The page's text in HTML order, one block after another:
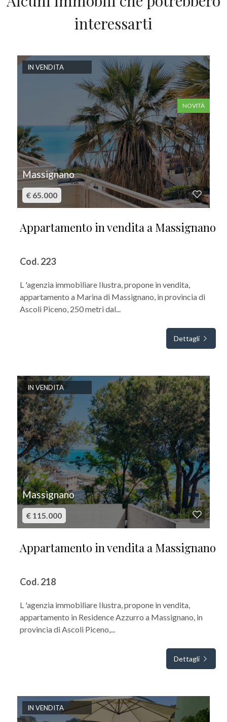
interessarti
IN VENDITA
NOVITÀ
Massignano
€ 65.000
Appartamento in vendita a Massignano
Cod. 223
L 'agenzia immobiliare Ilustra, propone in vendita,
appartamento a Marina di Massignano, in provincia di
Ascoli Piceno, 250 metri dal...
Dettagli
IN VENDITA
Massignano
€ 115.000
Appartamento in vendita a Massignano
Cod. 218
L 'agenzia immobiliare Ilustra, propone in vendita,
appartamento in Residence Azzurro a Massignano, in
provincia di Ascoli Piceno,...
Dettagli
IN VENDITA